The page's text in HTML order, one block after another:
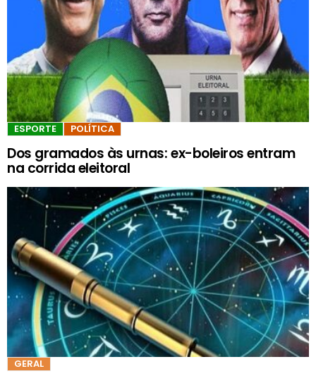
ESPORTE POLÍTICA
Dos gramados às urnas: ex-boleiros entram
na corrida eleitoral
GERAL